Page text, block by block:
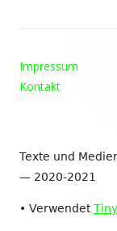
Inhalt
Impressum
Kontakt
Texte und
— 2020-2021
• Verwendet